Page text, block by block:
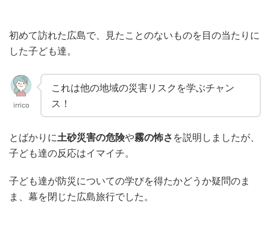
初めて訪れた広島で、見たことのないものを目の当たりに
した子ども達。
irrico
これは他の地域の災害リスクを学ぶチャン
ス！
とばかりに土砂災害の危険や霧の怖さ を説明しましたが、
子ども達の反応はイマイチ。
子ども達が防災についての学びを得たかどうか疑問のま
ま、幕を閉じた広島旅行でした。